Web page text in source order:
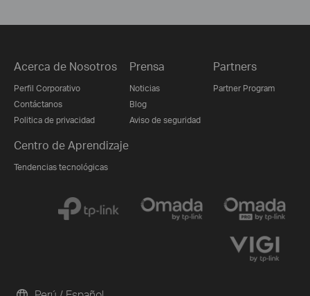
Acerca de Nosotros
Perfil Corporativo
Contáctanos
Politica de privacidad
Prensa
Noticias
Blog
Aviso de seguridad
Partners
Partner Program
Centro de Aprendizaje
Tendencias tecnológicas